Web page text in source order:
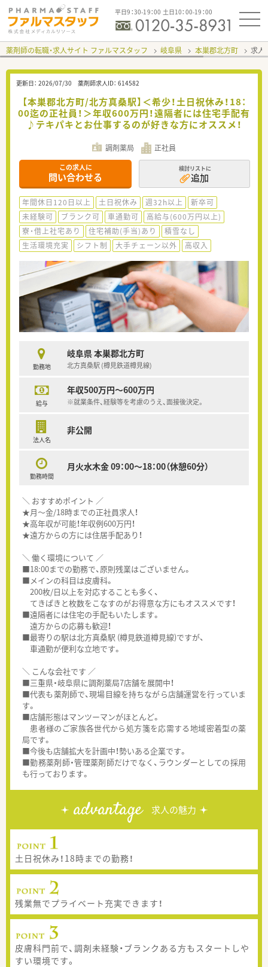
平日9：30-19：00 土日10：00-19：00
薬剤師の転職・求人サイト ファルマスタッフ 岐阜県 本巣郡北方町 求人
更新日： 2026/07/30 薬剤師求人ID： 614582
【本巣郡北方町/北方真桑駅】＜希少！土日祝休み！18：
00迄の正社員！＞年収600万円！遠隔者には住宅手配有
♪テキパキとお仕事するのが好きな方にオススメ！
調剤薬局 正社員
この求人に
問い合わせる
検討リストに
追加
年間休日120日以上 土日祝休み 週32h以上
新卒可
未経験可
ブランク可 車通勤可
高給与(600万円以上)
寮・借上社宅あり
住宅補助(手当)あり
積雪なし
生活環境充実
シフト制 大手チェーン以外 高収入
勤務地
岐阜県 本巣郡北方町
北方真桑駅 (樽見鉄道樽見線)
給与
年収500万円～600万円
※就業条件、経験等を考慮のうえ、面接後決定。
法人名
非公開
勤務時間
月火水木金 09：00～18：00（休憩60分）
＼ おすすめポイント ／
★月～金/18時までの正社員求人！
★高年収が可能！年収例600万円！
★遠方からの方には住居手配あり！
＼ 働く環境について ／
■18:00までの勤務で、原則残業はございません。
■メインの科目は皮膚科。
200枚/日以上を対応することも多く、
てきぱきと枚数をこなすのがお得意な方にもオススメです！
■遠隔者には住宅の手配もいたします。
遠方からの応募も歓迎！
■最寄りの駅は北方真桑駅 (樽見鉄道樽見線)ですが、
車通勤が便利な立地です。
＼ こんな会社です ／
■三重県・岐阜県に調剤薬局7店舗を展開中！
■代表も薬剤師で、現場目線を持ちながら店舗運営を行っていま
す。
■店舗形態はマンツーマンがほとんど。
患者様のご家族各世代から処方箋を応需する地域密着型の薬
局です。
■今後も店舗拡大を計画中！勢いある企業です。
■勤務薬剤師・管理薬剤師だけでなく、ラウンダーとしての採用
も行っております。
advantage 求人の魅力
土日祝休み！18時までの勤務！
残業無でプライベート充実できます！
皮膚科門前で、調剤未経験・ブランクある方もスタートしや
すい環境です。